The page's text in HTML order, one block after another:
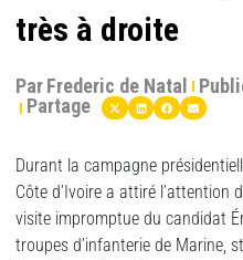
très à droite
ParFrederic de Natal
Partage
Durant la campagne
Côte d’Ivoire a attiré l’attention
visite impromptue du candidat
troupes d’infanterie de Marine,